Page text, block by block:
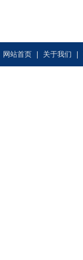
网站首页 关于我们